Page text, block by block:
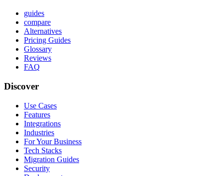
guides
compare
Alternatives
Pricing Guides
Glossary
Reviews
FAQ
Discover
Use Cases
Features
Integrations
Industries
For Your Business
Tech Stacks
Migration Guides
Security